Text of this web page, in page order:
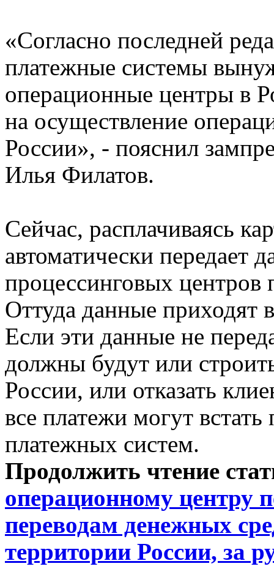
«Согласно последней
платежные системы
операционные центры в
на осуществление
России», - пояснил
Илья Филатов.
Сейчас, расплачиваясь
автоматически передает
процессинговых
Оттуда данные приходят
Если эти данные не
должны будут или
России, или отказать
все платежи могут
платежных систем.
Продолжить чтение
операционному центру
переводам денежных
территории России, за